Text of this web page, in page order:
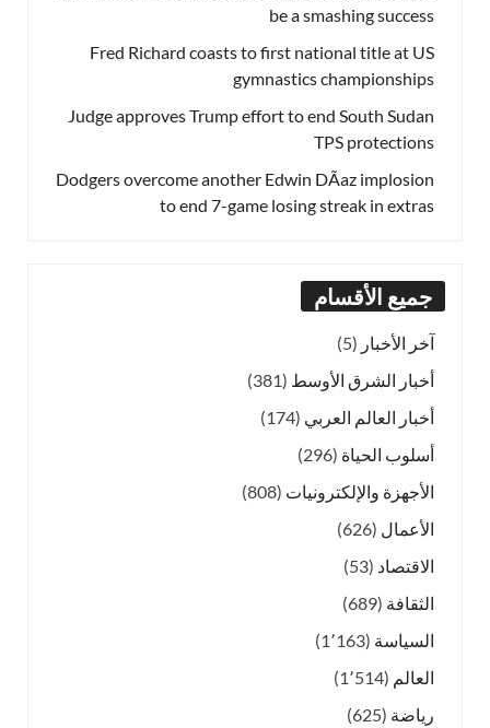
be a smashing success
Fred Richard coasts to first national title at US
gymnastics championships
Judge approves Trump effort to end South Sudan
TPS protections
Dodgers overcome another Edwin DÃ­az implosion
to end 7-game losing streak in extras
جميع الأقسام
آخر الأخبار (5)
أخبار الشرق الأوسط (381)
أخبار العالم العربي (174)
أسلوب الحياة (296)
الأجهزة والإلكترونيات (808)
الأعمال (626)
الاقتصاد (53)
الثقافة (689)
السياسة (1٬163)
العالم (1٬514)
رياضة (625)